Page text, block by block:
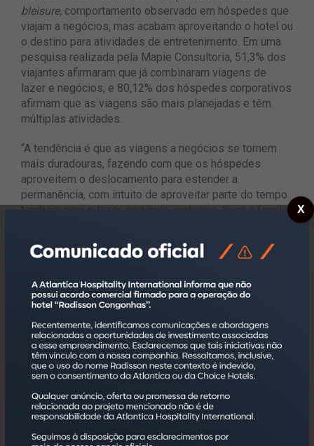
bleisure, comportamento observado em hóspedes que
viajam a negócios, mas acabam aproveitando o hotel ou
o destino para atividades de entretenimento. Em uma
pesquisa realizada pela Mapie Consultoria, 51,3% dos
viajantes afirmaram que já combinaram viagens de
lazer e negócios, e 80,12% dos hóspedes corporativos
afirmam que as viagens são mais planejadas e têm
múltiplas atividades.
“A tendência é que as viagens a negócios se tornem
mais duradouras, fazendo com que os hóspedes
aproveitem o deslocamento para estender a
permanência, com intuito de aproveitar parte do tempo
também para o lazer, podendo, inclusive, levar a família
já ampliaram seus serviços para atenderem essa
demanda, oferecendo opções mais amplas de
alternativas para alimentos e bebidas”, afirma Leonardo
Rispoli, Vice-Presidente de Marketing, Vendas & TI da
Atenta a essas mudanças de mercado, a Atlantica
também incluiu em seu portfólio de serviços a
administração de empreendimentos multipropriedade,
modalidade em expansão, principalmente em destinos
de lazer, com conceito de segunda moradia ou casa de
temporada. A administradora anunciará em breve os
primeiros contratos nessa nova área de atuação.
X